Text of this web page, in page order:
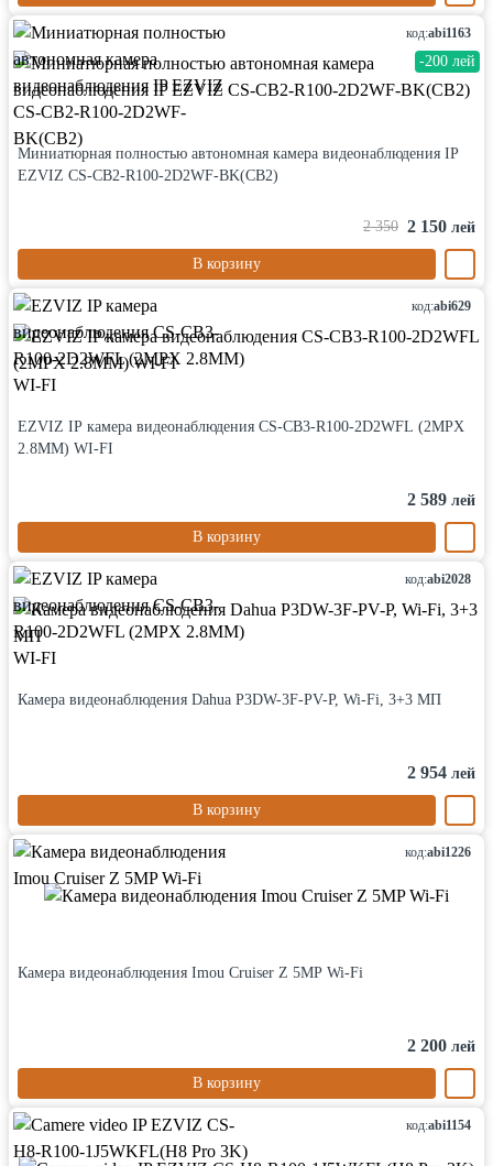
код:abi1163
-200 лей
Миниатюрная полностью автономная камера видеонаблюдения IP
EZVIZ CS-CB2-R100-2D2WF-BK(CB2)
2 350 2 150 лей
В корзину
код:abi629
EZVIZ IP камера видеонаблюдения CS-CB3-R100-2D2WFL (2MPX
2.8MM) WI-FI
2 589 лей
В корзину
код:abi2028
Камера видеонаблюдения Dahua P3DW-3F-PV-P, Wi-Fi, 3+3 МП
2 954 лей
В корзину
код:abi1226
Камера видеонаблюдения Imou Cruiser Z 5MP Wi-Fi
2 200 лей
В корзину
код:abi1154